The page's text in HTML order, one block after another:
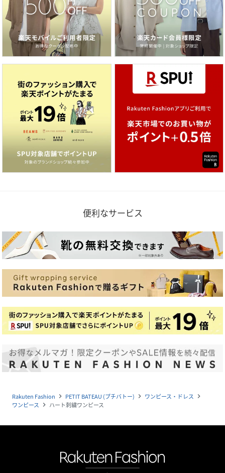
便利なサービス
Rakuten Fashion navigate_next PETIT BATEAU (プチバトー) navigate_next ワンピース・ドレス navigate_next
ワンピース navigate_next ハート刺繍ワンピース